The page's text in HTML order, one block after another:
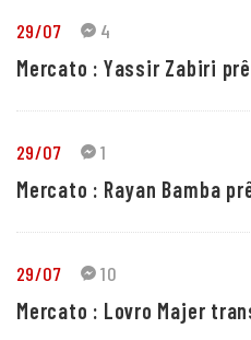
29/07 4
Mercato : Yassir Zabiri
29/07 1
Mercato : Rayan Bamba
29/07 10
Mercato : Lovro Majer